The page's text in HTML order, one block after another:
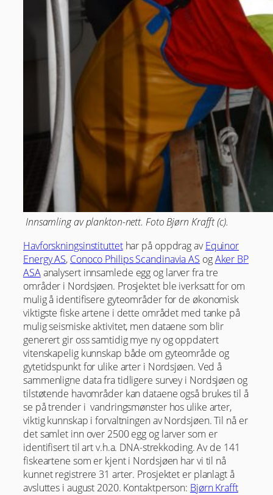
Innsamling av plankton-nett. Foto Bjørn Krafft (c).
Havforskningsinstituttethar på oppdrag avEquinor
Energy AS, Conoco Philips Scandinavia AS ogAker BP
ASAanalysert innsamlede egg og larver fra tre
områder i Nordsjøen. Prosjektet ble iverksatt for om
mulig å identifisere gyteområder for de økonomisk
viktigste fiske artene i dette området med tanke på
mulig seismiske aktivitet, men dataene som blir
generert gir oss samtidig mye ny og oppdatert
vitenskapelig kunnskap både om gyteområde og
gytetidspunkt for ulike arter i Nordsjøen. Ved å
sammenligne data fra tidligere survey i Nordsjøen og
tilstøtende havområder kan dataene også brukes til å
se på trender i vandringsmønster hos ulike arter,
viktig kunnskap i forvaltningen av Nordsjøen. Til nå er
det samlet inn over 2500 egg og larver som er
identifisert til art v.h.a. DNA-strekkoding. Av de 141
fiskeartene som er kjent i Nordsjøen har vi til nå
kunnet registrere 31 arter. Prosjektet er planlagt å
avsluttes i august 2020. Kontaktperson: Bjørn Krafft